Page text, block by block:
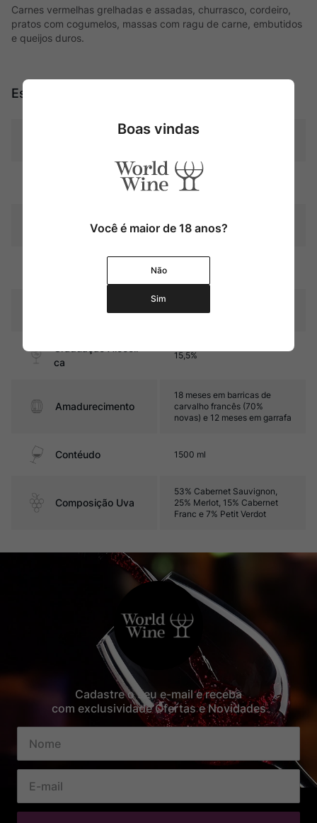
Carnes vermelhas grelhadas e assadas, churrasco, cordeiro,
pratos com cogumelos, massas com ragu de carne, embutidos
e queijos duros.
Especificações
Blend
Produtor Tenuta dell'Ornellaia
ca
15,5%
Amadurecimento
18 meses em barricas de
carvalho francês (70%
novas) e 12 meses em garrafa
Contéudo 1500 ml
Composição Uva
53% Cabernet Sauvignon,
25% Merlot, 15% Cabernet
Franc e 7% Petit Verdot
Cadastre o seu e-mail e receba
com exclusividade Ofertas e Novidades
Boas vindas
Você é maior de 18 anos?
Não
Sim